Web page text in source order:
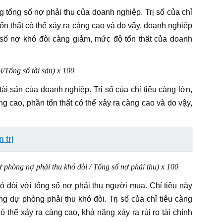
số nợ phải thu của doanh nghiệp. Trị số của chỉ
thất có thể xảy ra càng cao và do vậy, doanh nghiệp
nợ khó đòi càng giảm, mức độ tổn thất của doanh
Tổng số tài sản) x 100
sản của doanh nghiệp. Trị số của chỉ tiêu càng lớn,
cao, phần tổn thất có thể xảy ra càng cao và do vậy,
trị
nợ phải thu khó đòi / Tổng số nợ phải thu) x 100
đòi với tổng số nợ phải thu người mua. Chỉ tiêu này
dự phòng phải thu khó đòi. Trị số của chỉ tiêu càng
xảy ra càng cao, khả năng xảy ra rủi ro tài chính